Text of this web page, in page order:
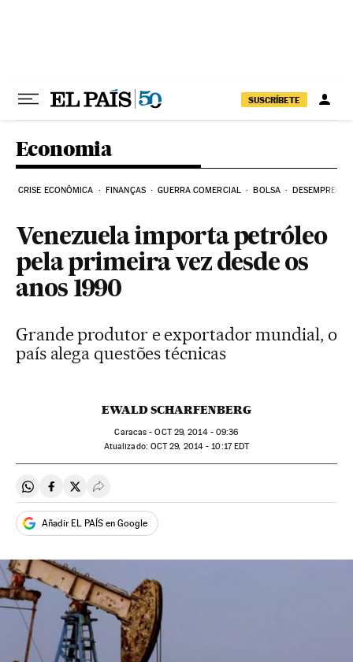
SUSCRÍBETE
Economia
CRISE ECONÔMICA FINANÇAS GUERRA COMERCIAL BOLSA DESEMPREGO
Venezuela importa petróleo
pela primeira vez desde os
anos 1990
Grande produtor e exportador mundial, o
país alega questões técnicas
EWALD SCHARFENBERG
Caracas -OCT29, 2014 - 09:36
atualizado: OCT29, 2014 - 10:17EDT
Compartir en Whatsapp
Compartir en Facebook
Compartir en Twitter
Desplegar Redes Sociales
Añadir EL PAÍS en Google